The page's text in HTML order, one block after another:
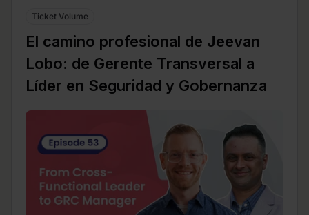
Ticket Volume
El camino profesional de Jeevan
Lobo: de Gerente Transversal a
Líder en Seguridad y Gobernanza